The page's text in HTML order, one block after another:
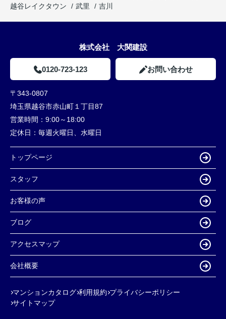
越谷レイクタウン
武里 吉川
株式会社 大関建設
0120-723-123 お問い合わせ
〒343-0807
埼玉県越谷市赤山町１丁目87
営業時間： 9:00～18:00
定休日： 毎週火曜日、水曜日
トップページ
スタッフ
お客様の声
ブログ
アクセスマップ
会社概要
マンションカタログ 利用規約 プライバシーポリシー
サイトマップ